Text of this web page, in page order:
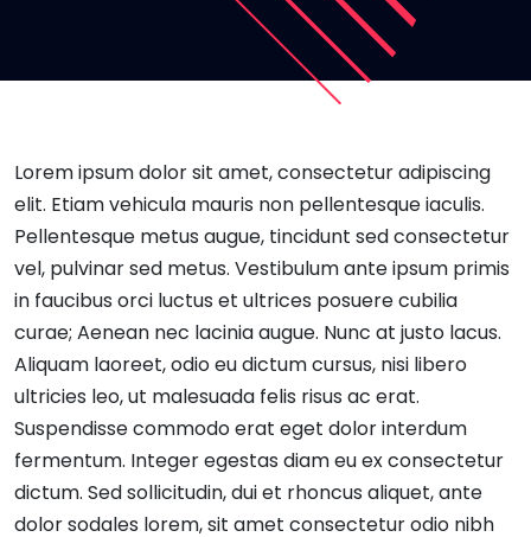
Lorem ipsum dolor sit amet, consectetur adipiscing
elit. Etiam vehicula mauris non pellentesque iaculis.
Pellentesque metus augue, tincidunt sed consectetur
vel, pulvinar sed metus. Vestibulum ante ipsum primis
in faucibus orci luctus et ultrices posuere cubilia
curae; Aenean nec lacinia augue. Nunc at justo lacus.
Aliquam laoreet, odio eu dictum cursus, nisi libero
ultricies leo, ut malesuada felis risus ac erat.
Suspendisse commodo erat eget dolor interdum
fermentum. Integer egestas diam eu ex consectetur
dictum. Sed sollicitudin, dui et rhoncus aliquet, ante
dolor sodales lorem, sit amet consectetur odio nibh